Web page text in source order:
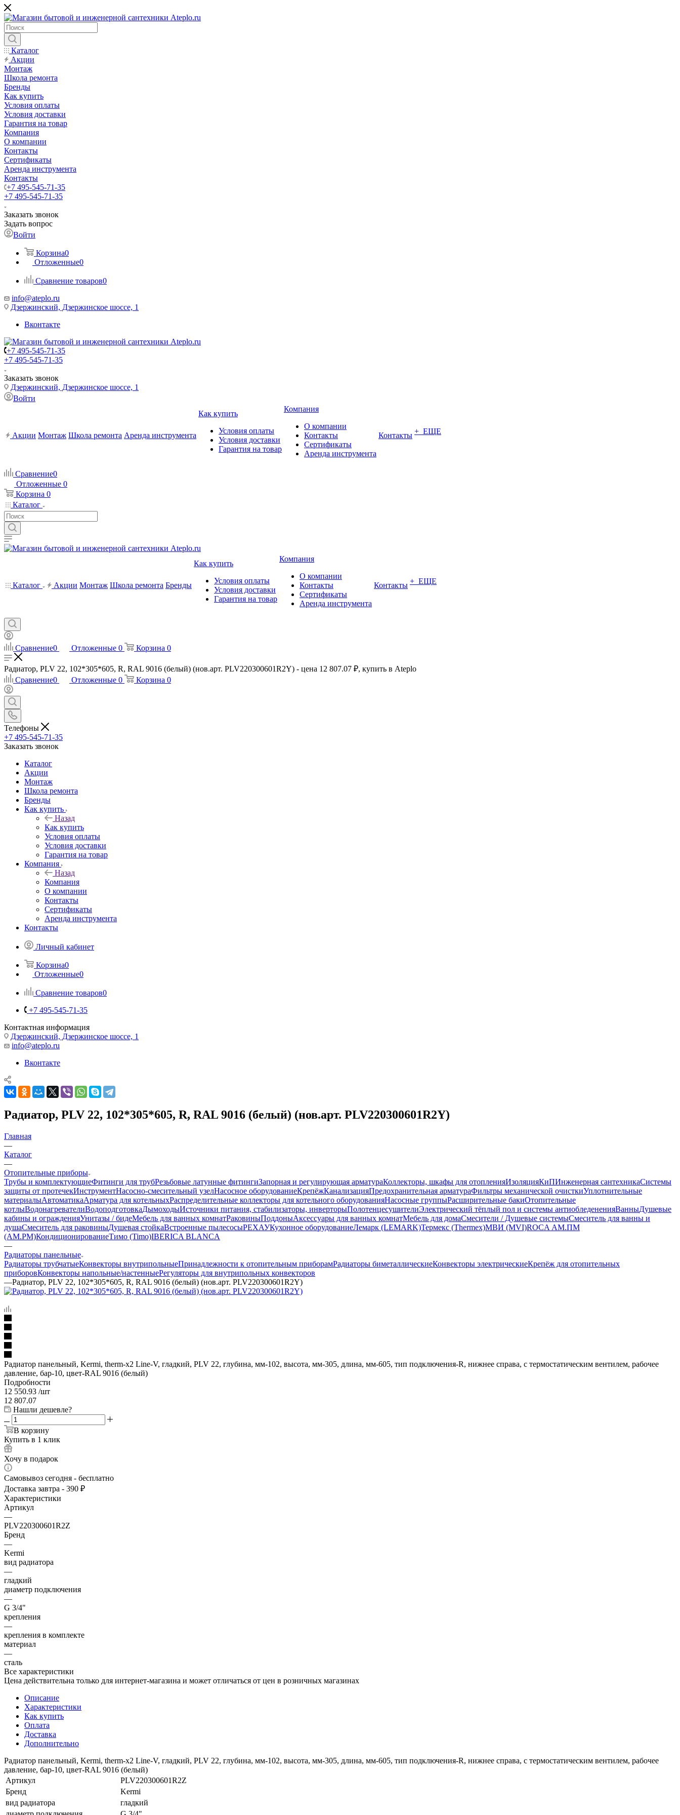
Каталог
Акции
Монтаж
Школа ремонта
Бренды
Как купить
Условия оплаты
Условия доставки
Гарантия на товар
Компания
О компании
Контакты
Сертификаты
Аренда инструмента
Контакты
+7 495-545-71-35
+7 495-545-71-35
Заказать звонок
Задать вопрос
Войти
Корзина0
Отложенные0
Сравнение товаров0
info@ateplo.ru
Дзержинский, Дзержинское шоссе, 1
Вконтакте
+7 495-545-71-35
+7 495-545-71-35
Заказать звонок
Дзержинский, Дзержинское шоссе, 1
Войти
Акции Монтаж Школа ремонта Аренда инструмента
Как купить
Условия оплаты
Условия доставки
Гарантия на товар
Компания
О компании
Контакты
Сертификаты
Аренда инструмента
Контакты + ЕЩЕ
Сравнение0
Отложенные 0
Корзина 0
Каталог
Каталог Акции Монтаж Школа ремонта Бренды
Как купить
Условия оплаты
Условия доставки
Гарантия на товар
Компания
О компании
Контакты
Сертификаты
Аренда инструмента
Контакты + ЕЩЕ
Сравнение0 Отложенные 0 Корзина 0
Радиатор, PLV 22, 102*305*605, R, RAL 9016 (белый) (нов.арт. PLV220300601R2Y) - цена 12 807.07 ₽, купить в Ateplo
Сравнение0 Отложенные 0 Корзина 0
Телефоны
+7 495-545-71-35
Заказать звонок
Каталог
Акции
Монтаж
Школа ремонта
Бренды
Как купить
Назад
Как купить
Условия оплаты
Условия доставки
Гарантия на товар
Компания
Назад
Компания
О компании
Контакты
Сертификаты
Аренда инструмента
Контакты
Личный кабинет
Корзина0
Отложенные0
Сравнение товаров0
+7 495-545-71-35
Контактная информация
Дзержинский, Дзержинское шоссе, 1
info@ateplo.ru
Вконтакте
Радиатор, PLV 22, 102*305*605, R, RAL 9016 (белый) (нов.арт. PLV220300601R2Y)
Главная
—
Каталог
—
Отопительные приборы
Трубы и комплектующиеФитинги для трубРезьбовые латунные фитингиЗапорная и регулирующая арматураКоллекторы, шкафы для отопленияИзоляцияКиПИнженерная сантехникаСистемы
защиты от протечекИнструментНасосно-смесительный узелНасосное оборудованиеКрепёжКанализацияПредохранительная арматураФильтры механической очисткиУплотнительные
материалыАвтоматикаАрматура для котельныхРаспределительные коллекторы для котельного оборудованияНасосные группыРасширительные бакиОтопительные
котлыВодонагревателиВодоподготовкаДымоходыИсточники питания, стабилизаторы, инверторыПолотенцесушителиЭлектрический тёплый пол и системы антиобледененияВанныДушевые
кабины и огражденияУнитазы / бидеМебель для ванных комнатРаковиныПоддоныАксессуары для ванных комнатМебель для домаСмесители / Душевые системыСмеситель для ванны и
душаСмеситель для раковиныДушевая стойкаВстроенные пылесосыРЕХАУКухонное оборудованиеЛемарк (LEMARK)Термекс (Thermex)МВИ (MVI)ROCA АМ.ПМ
(AM.PM)КондиционированиеТимо (Timo)IBERICA BLANCA
—
Радиаторы панельные
Радиаторы трубчатыеКонвекторы внутрипольныеПринадлежности к отопительным приборамРадиаторы биметаллическиеКонвекторы электрическиеКрепёж для отопительных
приборовКонвекторы напольные/настенныеРегуляторы для внутрипольных конвекторов
—Радиатор, PLV 22, 102*305*605, R, RAL 9016 (белый) (нов.арт. PLV220300601R2Y)
Радиатор панельный, Kermi, therm-x2 Line-V, гладкий, PLV 22, глубина, мм-102, высота, мм-305, длина, мм-605, тип подключения-R, нижнее справа, с термостатическим вентилем, рабочее
давление, бар-10, цвет-RAL 9016 (белый)
Подробности
12 550.93 /шт
12 807.07
Нашли дешевле?
В корзину
Купить в 1 клик
Хочу в подарок
Самовывоз сегодня - бесплатно
Доставка завтра - 390 ₽
Характеристики
Артикул
—
PLV220300601R2Z
Бренд
—
Kermi
вид радиатора
—
гладкий
диаметр подключения
—
G 3/4"
крепления
—
крепления в комплекте
материал
—
сталь
Все характеристики
Цена действительна только для интернет-магазина и может отличаться от цен в розничных магазинах
Описание
Характеристики
Как купить
Оплата
Доставка
Дополнительно
Радиатор панельный, Kermi, therm-x2 Line-V, гладкий, PLV 22, глубина, мм-102, высота, мм-305, длина, мм-605, тип подключения-R, нижнее справа, с термостатическим вентилем, рабочее
давление, бар-10, цвет-RAL 9016 (белый)
Артикул
PLV220300601R2Z
Бренд
Kermi
вид радиатора
гладкий